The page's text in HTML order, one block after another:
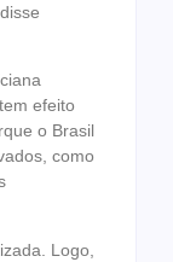
efeito
o Brasil
como
Logo,